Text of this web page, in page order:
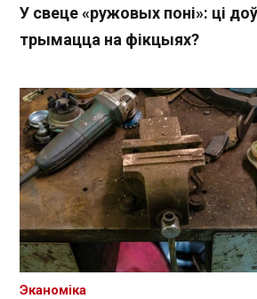
У свеце «ружовых поні»: ці
трымацца на фікцыях?
Эканоміка